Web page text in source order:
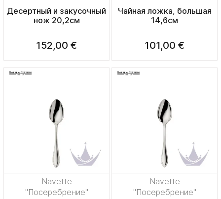
Десертный и закусочный
нож 20,2см
152,00 €
Чайная ложка, большая
14,6см
101,00 €
Navette
"Посеребрение"
Navette
"Посеребрение"